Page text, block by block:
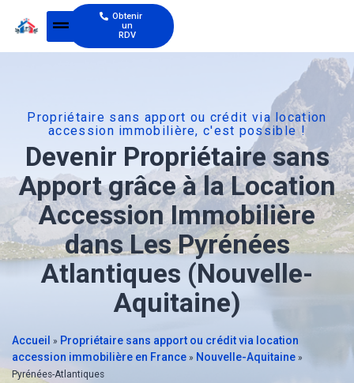
Obtenir
un
RDV
Propriétaire sans apport ou crédit via location
accession immobilière, c'est possible !
Devenir Propriétaire sans
Apport grâce à la Location
Accession Immobilière
dans Les Pyrénées
Atlantiques (Nouvelle-
Aquitaine)
Accueil » Propriétaire sans apport ou crédit via location
accession immobilière en France » Nouvelle-Aquitaine »
Pyrénées-Atlantiques